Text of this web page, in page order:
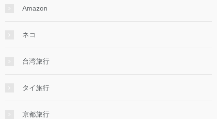
Amazon
ネコ
台湾旅行
タイ旅行
京都旅行